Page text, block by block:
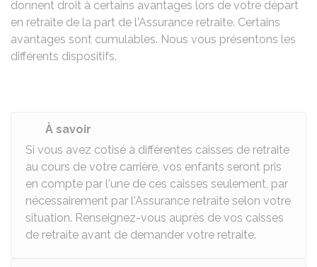
donnent droit à certains avantages lors de votre départ
en retraite de la part de l'Assurance retraite. Certains
avantages sont cumulables. Nous vous présentons les
différents dispositifs.
À savoir
Si vous avez cotisé à différentes caisses de retraite
au cours de votre carrière, vos enfants seront pris
en compte par l'une de ces caisses seulement, par
nécessairement par l'Assurance retraite selon votre
situation. Renseignez-vous auprès de vos caisses
de retraite avant de demander votre retraite.